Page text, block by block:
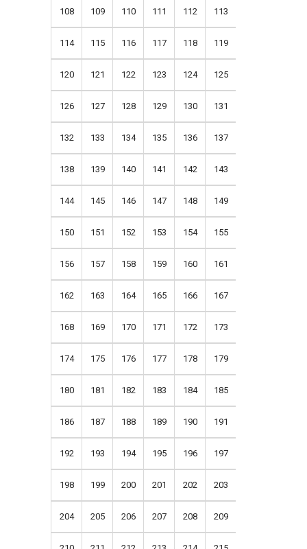
108 109 110 111 112 113
114 115 116 117 118 119
120 121 122 123 124 125
126 127 128 129 130 131
132 133 134 135 136 137
138 139 140 141 142 143
144 145 146 147 148 149
150 151 152 153 154 155
156 157 158 159 160 161
162 163 164 165 166 167
168 169 170 171 172 173
174 175 176 177 178 179
180 181 182 183 184 185
186 187 188 189 190 191
192 193 194 195 196 197
198 199 200 201 202 203
204 205 206 207 208 209